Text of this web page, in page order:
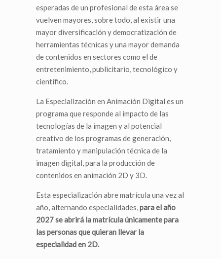
esperadas de un profesional de esta área se
vuelven mayores, sobre todo, al existir una
mayor diversificación y democratización de
herramientas técnicas y una mayor demanda
de contenidos en sectores como el de
entretenimiento, publicitario, tecnológico y
científico.
La Especialización en Animación Digital es un
programa que responde al impacto de las
tecnologías de la imagen y al potencial
creativo de los programas de generación,
tratamiento y manipulación técnica de la
imagen digital, para la producción de
contenidos en animación 2D y 3D.
Esta especialización abre matrícula una vez al
año, alternando especialidades,para el año
2027 se abrirá la matrícula únicamente para
las personas que quieran llevar la
especialidad en 2D.